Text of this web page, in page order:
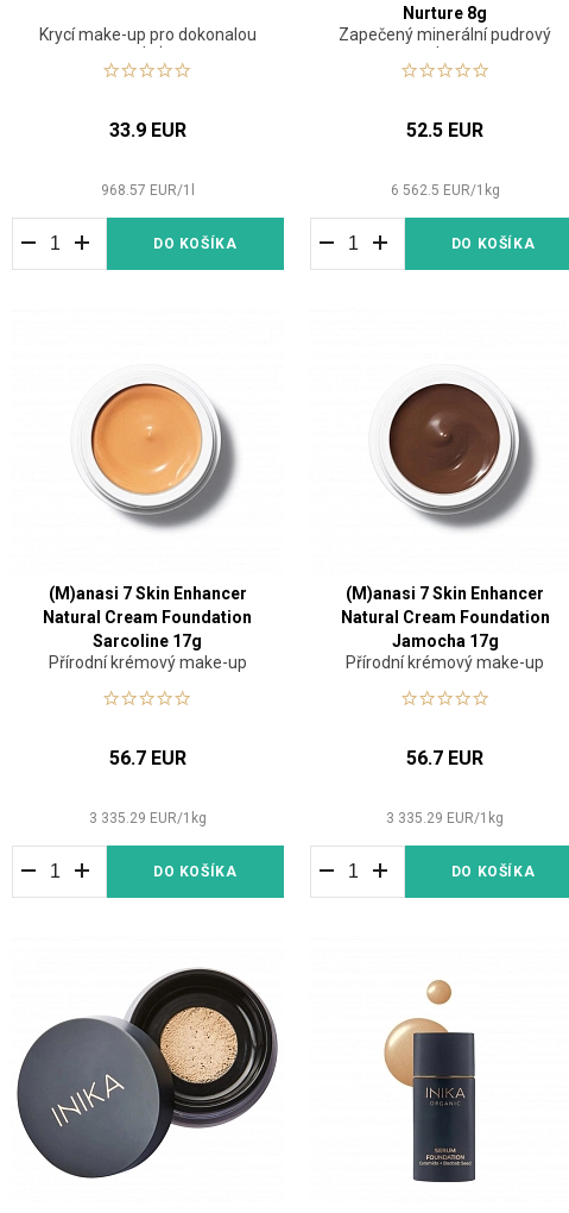
Krycí make-up pro dokonalou
pleť
33.9 EUR
968.57 EUR/1
DO KOŠÍKA
Nurture 8g
Zapečený minerální pudrový
make-up
52.5 EUR
6 562.5 EUR/1 kg
DO KOŠÍKA
(M)anasi 7 Skin Enhancer
Natural Cream Foundation
Sarcoline 17g
Přírodní krémový make-up
56.7 EUR
3 335.29 EUR/1 kg
DO KOŠÍKA
(M)anasi 7 Skin Enhancer
Natural Cream Foundation
Jamocha 17g
Přírodní krémový make-up
56.7 EUR
3 335.29 EUR/1 kg
DO KOŠÍKA